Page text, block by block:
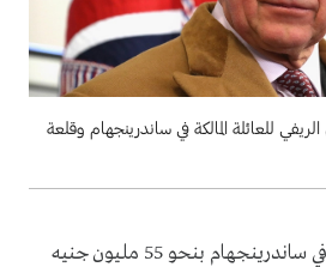
للعائلة المالكة في ساندرينجهام وقلعة
وتقدر قيمة المنزل الريفي في ساندرينجهام بنحو 55 مليون جنيه